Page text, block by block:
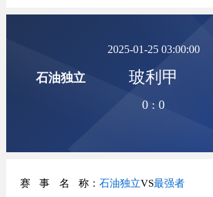
石油独立
2025-01-25 03:00:00
玻利甲
0 :0
赛事名称： 石油独立VS最强者